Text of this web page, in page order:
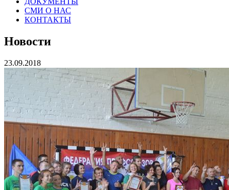
СМИ О НАС
КОНТАКТЫ
Новости
23.09.2018